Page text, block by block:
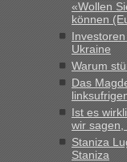
Berichte und
Grenzübergang
schnellsten?
„Derzeit, ist es
Polen. Zb.
Montag rüber,
«Wollen
können
Ukraine
Warum
Das
Ist es
wir sagen,
Staniza
Staniza